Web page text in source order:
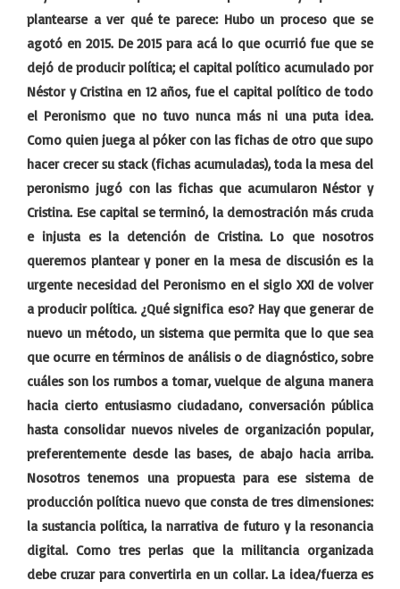
plantearse a ver qué te parece: Hubo un proceso que se
agotó en 2015. De 2015 para acá lo que ocurrió fue que se
dejó de producir política; el capital político acumulado por
Néstor y Cristina en 12 años, fue el capital político de todo
el Peronismo que no tuvo nunca más ni una puta idea.
Como quien juega al póker con las fichas de otro que supo
hacer crecer su stack (fichas acumuladas), toda la mesa del
peronismo jugó con las fichas que acumularon Néstor y
Cristina. Ese capital se terminó, la demostración más cruda
e injusta es la detención de Cristina. Lo que nosotros
queremos plantear y poner en la mesa de discusión es la
urgente necesidad del Peronismo en el siglo XXI de volver
a producir política. ¿Qué significa eso? Hay que generar de
nuevo un método, un sistema que permita que lo que sea
que ocurre en términos de análisis o de diagnóstico, sobre
cuáles son los rumbos a tomar, vuelque de alguna manera
hacia cierto entusiasmo ciudadano, conversación pública
hasta consolidar nuevos niveles de organización popular,
preferentemente desde las bases, de abajo hacia arriba.
Nosotros tenemos una propuesta para ese sistema de
producción política nuevo que consta de tres dimensiones:
la sustancia política, la narrativa de futuro y la resonancia
digital. Como tres perlas que la militancia organizada
debe cruzar para convertirla en un collar. La idea/fuerza es